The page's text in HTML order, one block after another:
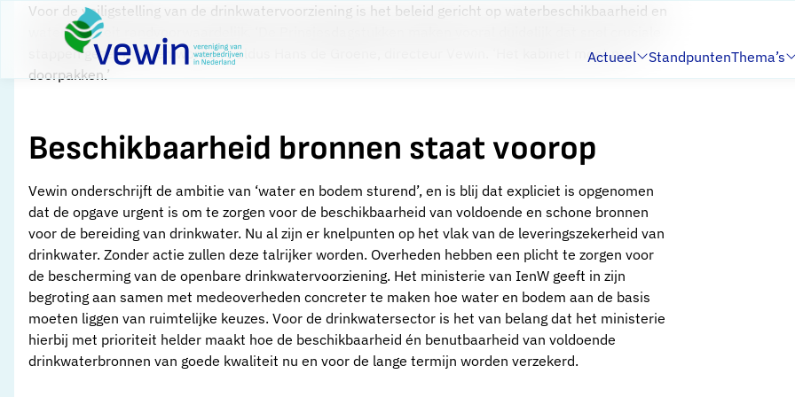
Direct naar contentTerug naar de startpagina
Submenu:
Actueel Standpunten
Submenu:
Thema’s
Voor de veiligstelling van de drinkwatervoorziening is het beleid gericht op waterbeschikbaarheid en
waterkwaliteit randvoorwaardelijk. ‘De Prinsjesdagstukken maken vooral duidelijk dat snel cruciale
stappen gezet moeten worden’.’ aldus Hans de Groene, directeur Vewin. ‘Het kabinet moet nu
doorpakken.’
Beschikbaarheid bronnen staat voorop
Vewin onderschrijft de ambitie van ‘water en bodem sturend’, en is blij dat expliciet is opgenomen
dat de opgave urgent is om te zorgen voor de beschikbaarheid van voldoende en schone bronnen
voor de bereiding van drinkwater. Nu al zijn er knelpunten op het vlak van de leveringszekerheid van
drinkwater. Zonder actie zullen deze talrijker worden. Overheden hebben een plicht te zorgen voor
de bescherming van de openbare drinkwatervoorziening. Het ministerie van IenW geeft in zijn
begroting aan samen met medeoverheden concreter te maken hoe water en bodem aan de basis
moeten liggen van ruimtelijke keuzes. Voor de drinkwatersector is het van belang dat het ministerie
hierbij met prioriteit helder maakt hoe de beschikbaarheid én benutbaarheid van voldoende
drinkwaterbronnen van goede kwaliteit nu en voor de lange termijn worden verzekerd.